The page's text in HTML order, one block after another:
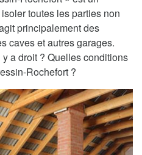
toutes les parties non
principalement des
caves et autres garages.
a droit ? Quelles conditions
Rochefort ?